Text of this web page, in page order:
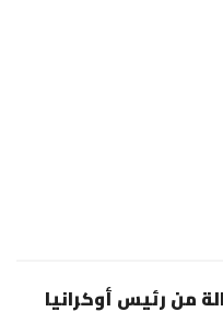
من رئيس أوكرانيا